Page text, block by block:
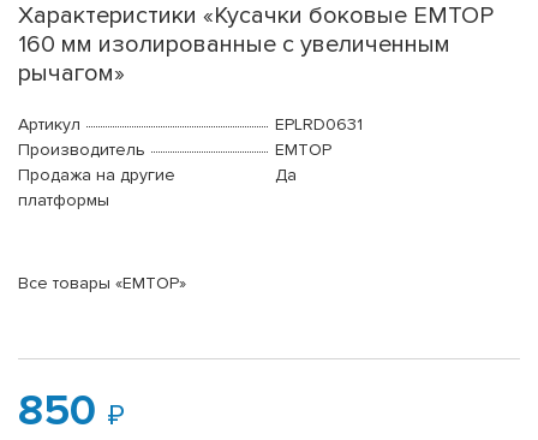
Характеристики «Кусачки боковые EMTOP
160 мм изолированные с увеличенным
рычагом»
Артикул
EPLRD0631
Производитель
EMTOP
Продажа на другие
платформы
Да
Все товары «EMTOP»
850